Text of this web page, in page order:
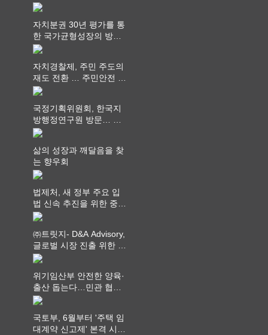
최고 영예 장관상에서 ‘대
자치분권 30년 평가를 통
한 국가균형성장의 방향
과 과제 논의
자치경찰제, 주민 주도의
재도 전환 … 주민안전 치
안서비스가 최우선 되어
국정기획위원회, 한국지
방행정연구원 방문… 국
가균형성장 논의
삶의 성장과 깨달음을 찾
는 향우회
법제처, 새 정부 주요 입
법 신속 추진을 위한 중앙
부처 법무담당관 회의 개
㈜트릿지- D&A Advisory,
글로벌 시장 진출 위한 전
략적 업무협약 체결
위기임산부 안전한 양육·
출산 돕는다…민관 협력
체계 구축
국토부, 6월부터 '주택 임
대계약 신고제' 본격 시